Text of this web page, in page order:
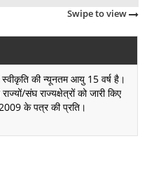
Swipe to view
की न्यूनतम आयु 15 वर्ष है।
संघ राज्यक्षेत्रों को जारी किए
के पत्र की प्रति।